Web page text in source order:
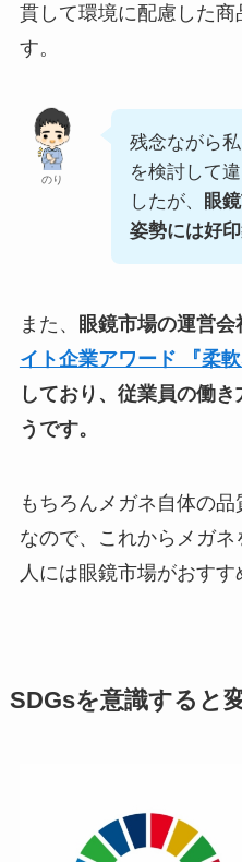
貫して環境に配慮した商
す。
のり
残念ながら
を検討して
したが、
眼
姿勢には好
また、 眼鏡市場の運営会
イト企業アワード 『柔
しており、従業員の働
うです。
もちろんメガネ自体の
なので、これからメガ
人には眼鏡市場がおすす
SDGsを意識すると